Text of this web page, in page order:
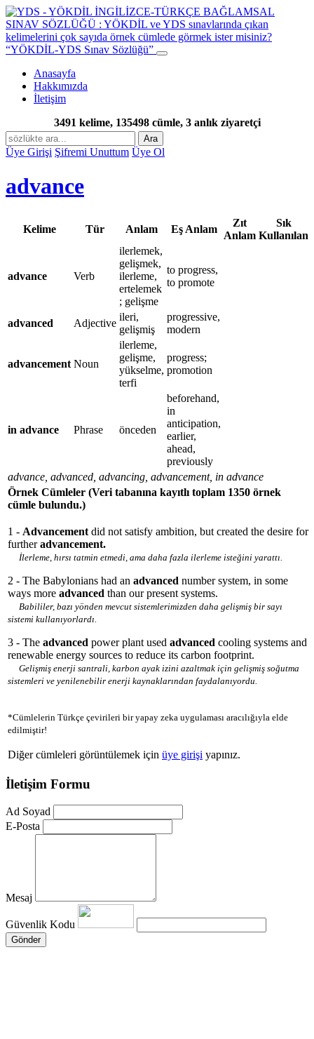
“YÖKDİL-YDS Sınav Sözlüğü”
Anasayfa
Hakkımızda
İletişim
3491 kelime, 135498 cümle, 3 anlık ziyaretçi
Ara
Üye Girişi Şifremi Unuttum Üye Ol
advance
Kelime Tür Anlam Eş Anlam
Zıt
Anlam
Sık
Kullanılan
advance Verb
ilerlemek,
gelişmek,
ilerleme,
ertelemek
; gelişme
to progress,
to promote
advanced Adjective
ileri,
gelişmiş
progressive,
modern
advancement Noun
ilerleme,
gelişme,
yükselme,
terfi
progress;
promotion
in advance Phrase önceden
beforehand,
in
anticipation,
earlier,
ahead,
previously
advance, advanced, advancing, advancement, in advance
Örnek Cümleler (Veri tabanına kayıtlı toplam 1350 örnek
cümle bulundu.)
1 - Advancement did not satisfy ambition, but created the desire for
furtheradvancement.
İlerleme, hırsı tatmin etmedi, ama daha fazla ilerleme isteğini yarattı.
2 - The Babylonians had an advanced number system, in some
ways more advanced than our present systems.
Babililer, bazı yönden mevcut sistemlerimizden daha gelişmiş bir sayı
sistemi kullanıyorlardı.
3 - The advanced power plant used advanced cooling systems and
renewable energy sources to reduce its carbon footprint.
Gelişmiş enerji santrali, karbon ayak izini azaltmak için gelişmiş soğutma
sistemleri ve yenilenebilir enerji kaynaklarından faydalanıyordu.
*Cümlelerin Türkçe çevirileri bir yapay zeka uygulaması aracılığıyla elde
edilmiştir!
Diğer cümleleri görüntülemek için üye girişi yapınız.
İletişim Formu
Ad Soyad
E-Posta
Mesaj
Güvenlik Kodu
Gönder